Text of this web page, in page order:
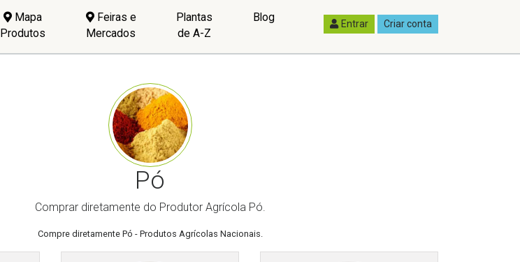
Mapa
Produtos
Feiras e
Mercados
Plantas
de A-Z
Blog Entrar Criar conta
Pó
Comprar diretamente do Produtor Agrícola Pó.
Compre diretamente Pó - Produtos Agrícolas Nacionais.